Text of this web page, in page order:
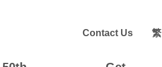
Contact Us 繁